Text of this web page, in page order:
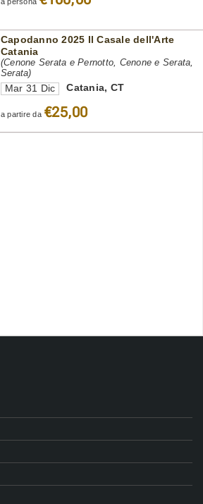
Capodanno 2025 Il Casale dell'Arte
Catania
(Cenone Serata e Pernotto, Cenone e Serata,
Serata)
Mar 31 Dic Catania, CT
a partire da €25,00